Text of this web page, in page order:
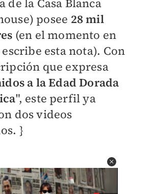
de la Casa Blanca
posee 28 mil
(en el momento en
escribe esta nota). Con
que expresa
a la Edad Dorada
", este perfil ya
dos videos
}